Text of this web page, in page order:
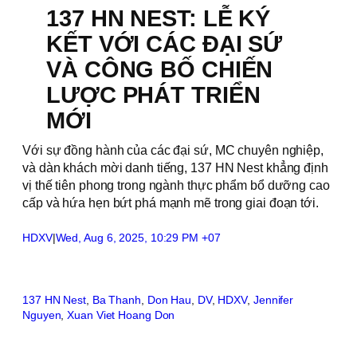
137 HN NEST: LỄ KÝ
KẾT VỚI CÁC ĐẠI SỨ
VÀ CÔNG BỐ CHIẾN
LƯỢC PHÁT TRIỂN
MỚI
Với sự đồng hành của các đại sứ, MC chuyên nghiệp,
và dàn khách mời danh tiếng, 137 HN Nest khẳng định
vị thế tiên phong trong ngành thực phẩm bổ dưỡng cao
cấp và hứa hẹn bứt phá mạnh mẽ trong giai đoạn tới.
HDXV|Wed, Aug 6, 2025, 10:29 PM +07
137 HN Nest, Ba Thanh Don Hau DV, HDXV, Jennifer
Nguyen , Xuan Viet Hoang Don